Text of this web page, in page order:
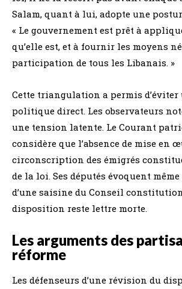
Salam, quant à lui, adopte une
« Le gouvernement est prêt à
qu’elle est, et à fournir les moyens
participation de tous les Libanais. »
Cette triangulation a permis
politique direct. Les observateurs
une tension latente. Le Courant
considère que l’absence de mise en
circonscription des émigrés
de la loi. Ses députés évoquent
d’une saisine du Conseil
disposition reste lettre morte.
Les arguments des
réforme
Les défenseurs d’une révision du